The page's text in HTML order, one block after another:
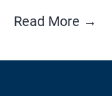
Read More →